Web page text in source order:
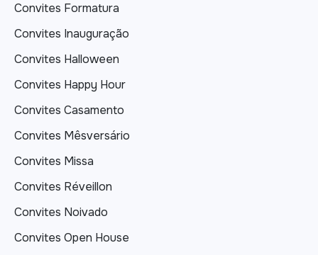
Convites Formatura
Convites Inauguração
Convites Halloween
Convites Happy Hour
Convites Casamento
Convites Mêsversário
Convites Missa
Convites Réveillon
Convites Noivado
Convites Open House